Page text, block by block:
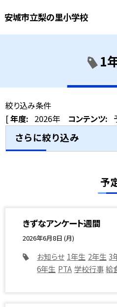
安城市立梨の里小学校
1
絞り込み条件
[年度: 2026年 コンテンツ:
さらに絞り込み
予
きずなアンケート週間
2026年6月8日 (月)
お知らせ 1年生 2年生 3
6年生 PTA 学校行事 給